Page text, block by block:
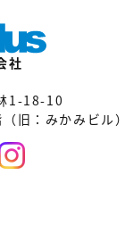
社
1-18-10
旧：みかみビル）